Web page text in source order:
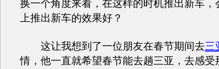
换一个角度来看，在这样的时机推出新车，
上推出新车的效果好？
这让我想到了一位朋友在春节期间去三
情，他一直就希望春节能去趟三亚，去感受